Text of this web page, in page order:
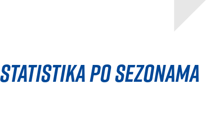
Statistika po sezonama